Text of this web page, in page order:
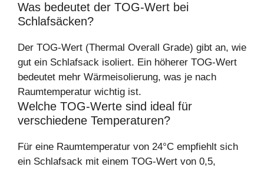
Was bedeutet der TOG-Wert bei
Schlafsäcken?
Der TOG-Wert (Thermal Overall Grade) gibt an, wie
gut ein Schlafsack isoliert. Ein höherer TOG-Wert
bedeutet mehr Wärmeisolierung, was je nach
Raumtemperatur wichtig ist.
Welche TOG-Werte sind ideal für
verschiedene Temperaturen?
Für eine Raumtemperatur von 24°C empfiehlt sich
ein Schlafsack mit einem TOG-Wert von 0,5,